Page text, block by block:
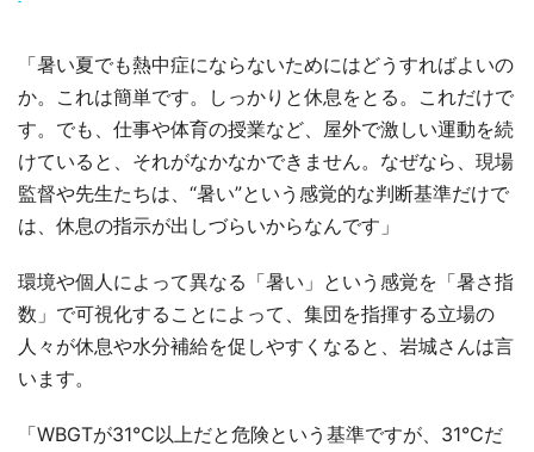
「暑い夏でも熱中症にならないためにはどうすればよいの
か。これは簡単です。しっかりと休息をとる。これだけで
す。でも、仕事や体育の授業など、屋外で激しい運動を続
けていると、それがなかなかできません。なぜなら、現場
監督や先生たちは、“暑い”という感覚的な判断基準だけで
は、休息の指示が出しづらいからなんです」
環境や個人によって異なる「暑い」という感覚を「暑さ指
数」で可視化することによって、集団を指揮する立場の
人々が休息や水分補給を促しやすくなると、岩城さんは言
います。
「WBGTが31℃以上だと危険という基準ですが、31℃だ